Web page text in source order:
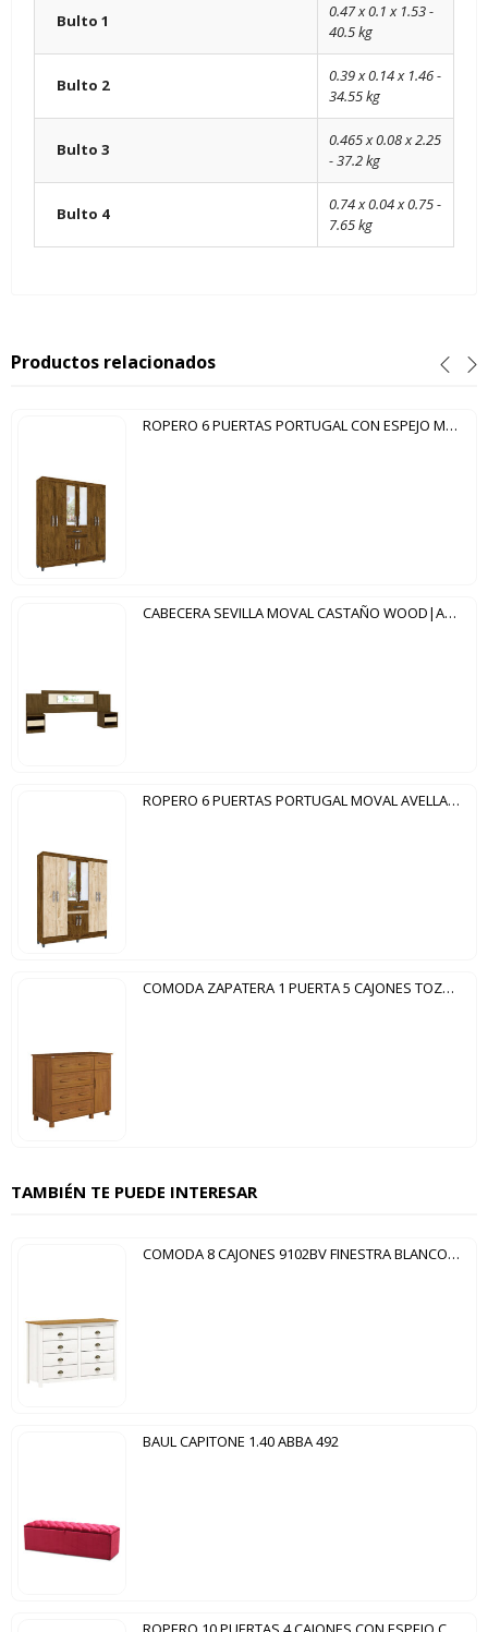
Bulto 1
0.47 x 0.1 x 1.53 -
40.5 kg
Bulto 2
0.39 x 0.14 x 1.46 -
34.55 kg
Bulto 3
0.465 x 0.08 x 2.25
- 37.2 kg
Bulto 4
0.74 x 0.04 x 0.75 -
7.65 kg
Productos relacionados
ROPERO 6 PUERTAS PORTUGAL CON ESPEJO MOVAL CASTAÑO WOOD
CABECERA SEVILLA MOVAL CASTAÑO WOOD|AVELLANA WOOD
ROPERO 6 PUERTAS PORTUGAL MOVAL AVELLANA WOOD|CASTAÑO WOOD
COMODA ZAPATERA 1 PUERTA 5 CAJONES TOZETTO CARVALLO
TAMBIÉN TE PUEDE INTERESAR
COMODA 8 CAJONES 9102BV FINESTRA BLANCO|CARVALLO
BAUL CAPITONE 1.40 ABBA 492